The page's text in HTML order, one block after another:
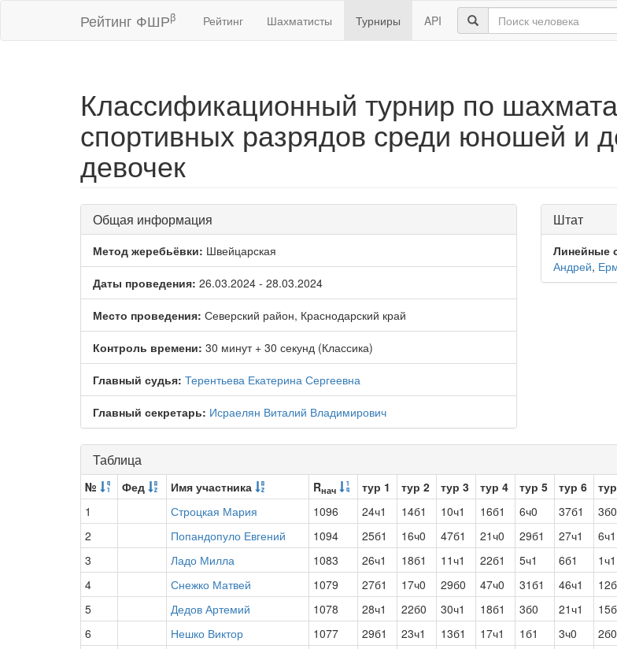
Рейтинг ФШРβ Рейтинг Шахматисты Турниры API
Классификационный турнир по
спортивных разрядов среди юношей и
девочек
Общая информация
Метод жеребьёвки: Швейцарская
Даты проведения: 26.03.2024 - 28.03.2024
Место проведения: Северский район, Краснодарский край
Контроль времени: 30 минут + 30 секунд (Классика)
Главный судья: Терентьева Екатерина Сергеевна
Главный секретарь: Исраелян Виталий Владимирович
Штат
Линейные
Андрей,
Таблица
№ Фед Имя участника Rнач тур 1 тур 2 тур 3 тур 4 тур 5 тур 6
1
Строцкая Мария 1096 24ч1 14б1 10ч1 16б1 6ч0 37б1 3б0
2
Попандопуло Евгений 1094 25б1 16ч0 47б1 21ч0 29б1 27ч1 6ч1
3
Ладо Милла 1083 26ч1 18б1 11ч1 22б1 5ч1 6б1 1ч1
4
Снежко Матвей 1079 27б1 17ч0 29б0 47ч0 31б1 46ч1
5
Дедов Артемий 1078 28ч1 22б0 30ч1 18б1 3б0 21ч1
6
Нешко Виктор 1077 29б1 23ч1 13б1 17ч1 1б1 3ч0 2б0